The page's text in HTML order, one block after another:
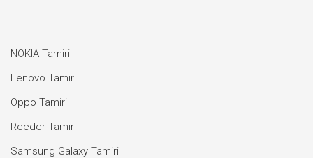
NOKIA Tamiri
Lenovo Tamiri
Oppo Tamiri
Reeder Tamiri
Samsung Galaxy Tamiri